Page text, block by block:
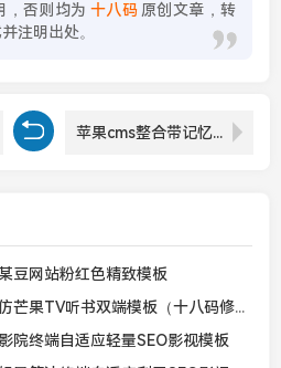
，否则均为 十八码 原创文章，转
注明出处。
苹果cms整合带记忆播放功能最新版Dplayer-v1.27播放器
豆网站粉红色精致模板
苹果CMS V10 - 漂亮UI仿芒果TV听书双端模板（十八码修复无错开源版）
院终端自适应轻量SEO影视模板